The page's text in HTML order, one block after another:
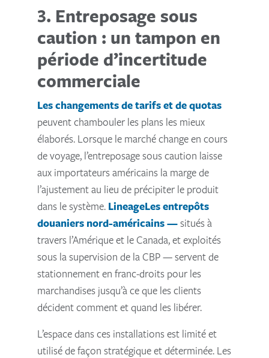
3. Entreposage sous
caution : un tampon en
période d’incertitude
commerciale
Les changements de tarifs et de quotas
peuvent chambouler les plans les mieux
élaborés. Lorsque le marché change en cours
de voyage, l’entreposage sous caution laisse
aux importateurs américains la marge de
l’ajustement au lieu de précipiter le produit
dans le système. LineageLes entrepôts
douaniers nord-américains —situés à
travers l’Amérique et le Canada, et exploités
sous la supervision de la CBP — servent de
stationnement en franc-droits pour les
marchandises jusqu’à ce que les clients
décident comment et quand les libérer.
L’espace dans ces installations est limité et
utilisé de façon stratégique et déterminée. Les